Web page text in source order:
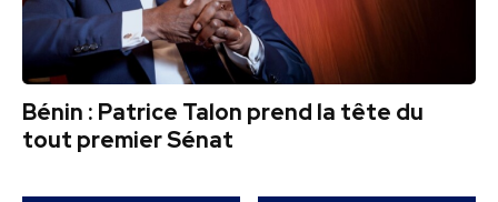
Bénin : Patrice Talon prend la tête du
tout premier Sénat